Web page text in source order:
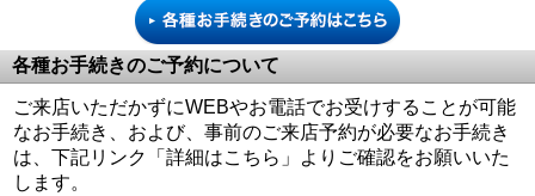
各種お手続きのご予約について
ご来店いただかずにWEBやお電話でお受けすることが可能
なお手続き、および、事前のご来店予約が必要なお手続き
は、下記リンク「詳細はこちら」よりご確認をお願いいた
します。